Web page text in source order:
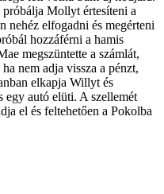
próbálja Mollyt értesíteni a
nehéz elfogadni és megérteni
hozzáférni a hamis
megszüntette a számlát,
nem adja vissza a pénzt,
elkapja Willyt és
egy autó elüti. A szellemét
el és feltehetően a Pokolba